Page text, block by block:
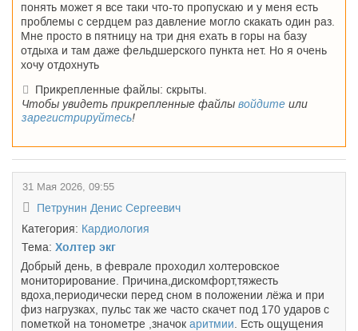
понять может я все таки что-то пропускаю и у меня есть
проблемы с сердцем раз давление могло скакать один раз.
Мне просто в пятницу на три дня ехать в горы на базу
отдыха и там даже фельдшерского пункта нет. Но я очень
хочу отдохнуть
Прикрепленные файлы: скрыты.
Чтобы увидеть прикрепленные файлы войдите или
зарегистрируйтесь!
31 Мая 2026, 09:55
Петрунин Денис Сергеевич
Категория: Кардиология
Тема: Холтер экг
Добрый день, в феврале проходил холтеровское
мониторирование. Причина,дискомфорт,тяжесть
вдоха,периодически перед сном в положении лёжа и при
физ нагрузках, пульс так же часто скачет под 170 ударов с
пометкой на тонометре ,значок аритмии . Есть ощущения